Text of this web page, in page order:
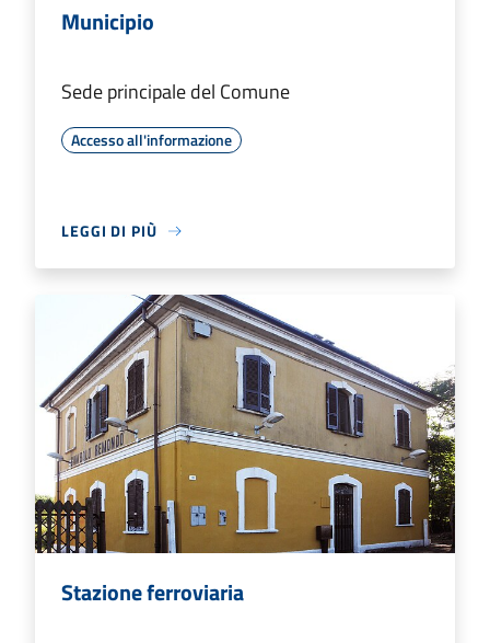
Municipio
Sede principale del Comune
Accesso all'informazione
LEGGI DI PIÙ
Stazione ferroviaria